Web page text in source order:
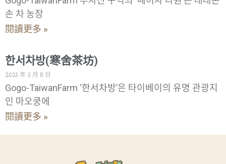
손 차 농장
閱讀更多 »
한서차방(寒舍茶坊)
2021 年 3 月 8 日
Gogo-TaiwanFarm ‘한서차방’은 타이베이의 유명 관광지
인 마오쿵에
閱讀更多 »